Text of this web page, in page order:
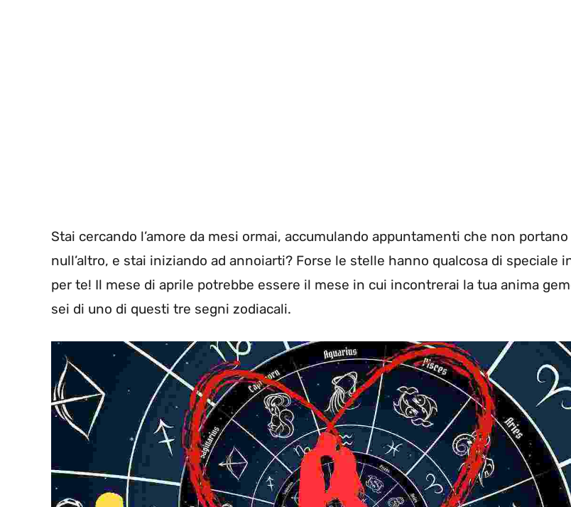
Stai cercando l’amore da mesi ormai, accumulando appuntamenti che non portano
null’altro, e stai iniziando ad annoiarti? Forse le stelle hanno qualcosa di speciale
per te! Il mese di aprile potrebbe essere il mese in cui incontrerai la tua anima
sei di uno di questi tre segni zodiacali.